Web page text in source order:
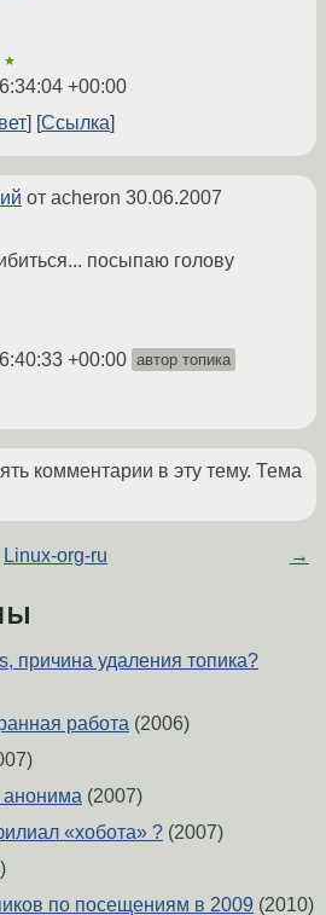
+00:00
Ссылка
от acheron 30.06.2007
посыпаю голову
+00:00 автор топика
комментарии в эту тему. Тема
Linux-org-ru →
причина удаления топика?
работа (2006)
анонима (2007)
«хобота» ? (2007)
по посещениям в 2009 (2010)